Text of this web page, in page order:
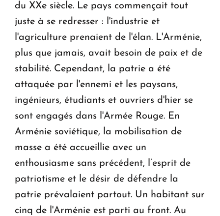
du XXe siècle. Le pays commençait tout
juste à se redresser : l'industrie et
l'agriculture prenaient de l'élan. L'Arménie,
plus que jamais, avait besoin de paix et de
stabilité. Cependant, la patrie a été
attaquée par l'ennemi et les paysans,
ingénieurs, étudiants et ouvriers d'hier se
sont engagés dans l'Armée Rouge. En
Arménie soviétique, la mobilisation de
masse a été accueillie avec un
enthousiasme sans précédent, l’esprit de
patriotisme et le désir de défendre la
patrie prévalaient partout. Un habitant sur
cinq de l'Arménie est parti au front. Au